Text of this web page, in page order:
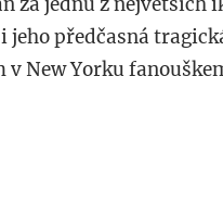
jeho předčasná
v New Yorku